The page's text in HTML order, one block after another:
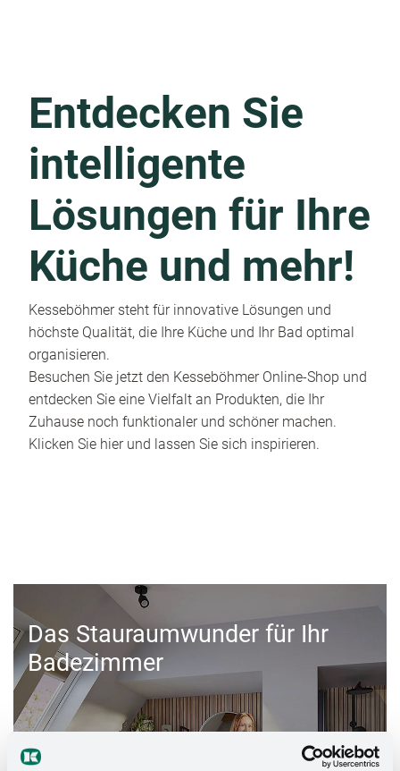
Entdecken Sie
intelligente
Lösungen für Ihre
Küche und mehr!
Kesseböhmer steht für innovative Lösungen und
höchste Qualität, die Ihre Küche und Ihr Bad optimal
organisieren.
Besuchen Sie jetzt den Kesseböhmer Online-Shop und
entdecken Sie eine Vielfalt an Produkten, die Ihr
Zuhause noch funktionaler und schöner machen.
Klicken Sie hier und lassen Sie sich inspirieren.
Das Stauraumwunder für Ihr
Badezimmer